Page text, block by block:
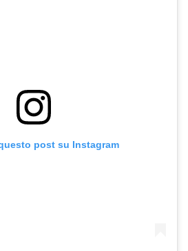
post su Instagram